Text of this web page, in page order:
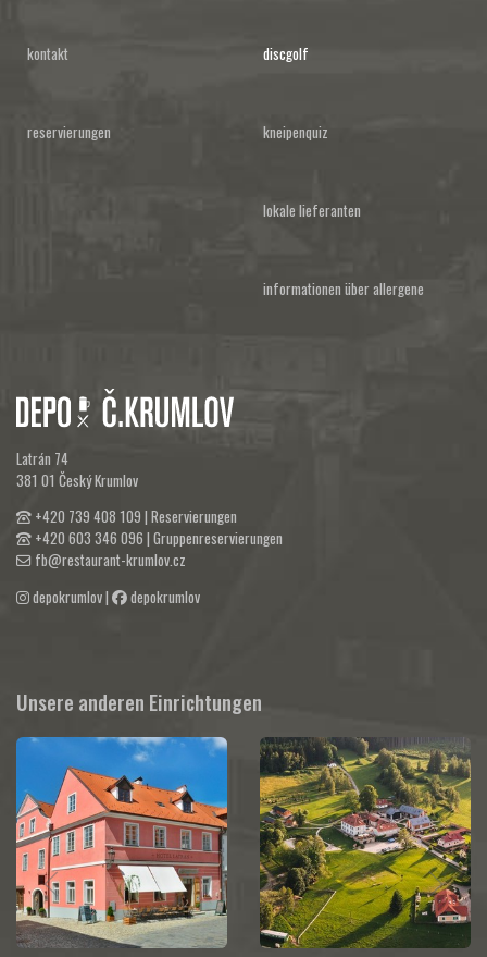
kontakt
reservierungen
discgolf
kneipenquiz
lokale lieferanten
informationen über allergene
Latrán 74
381 01 Český Krumlov
+420 739 408 109 | Reservierungen
+420 603 346 096 | Gruppenreservierungen
fb@restaurant-krumlov.cz
depokrumlov| depokrumlov
Unsere anderen Einrichtungen